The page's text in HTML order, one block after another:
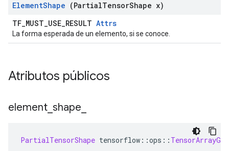
ElementShape (PartialTensorShape x)
TF_MUST_USE_RESULT Attrs
La forma esperada de un elemento, si se conoce.
Atributos públicos
element shape
PartialTensorShape tensorflow ::ops ::